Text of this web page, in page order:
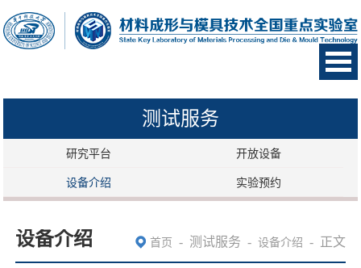
测试服务
研究平台 开放设备
设备介绍 实验预约
设备介绍 首页 - 测试服务 - 设备介绍 - 正文